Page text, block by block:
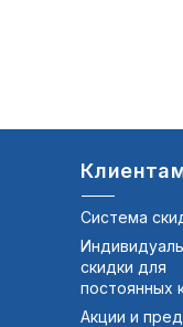
Система
скидки для
постоянных
Акции и